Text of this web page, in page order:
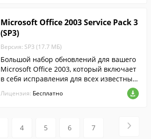
Microsoft Office 2003 Service Pack 3
(SP3)
Версия: SP3 (17.7 МБ)
Большой набор обновлений для вашего
Microsoft Office 2003, который включает
в себя исправления для всех известных
ошибок и уязвимостей, что позволяет зн
ачительно улучшить вашу работу с до...
Лицензия: Бесплатно
4 5 6 7